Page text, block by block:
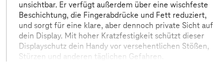
unsichtbar. Er verfügt außerdem über eine wischfeste
Beschichtung, die Fingerabdrücke und Fett reduziert,
und sorgt für eine klare, aber dennoch private Sicht auf
dein Display. Mit hoher Kratzfestigkeit schützt dieser
Displayschutz dein Handy vor versehentlichen Stößen,
Stürzen und anderen täglichen Gefahren.